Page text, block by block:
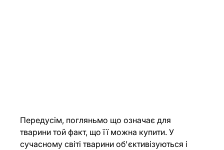
Передусім, погляньмо що означає для
тварини той факт, що її можна купити. У
сучасному світі тварини об'єктивізуються і